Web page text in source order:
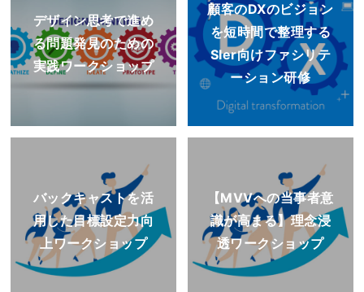
デザイン思考で進め
る問題発見のための
実践ワークショップ
顧客のDXのビジョン
を短時間で整理する
SIer向けファシリテ
ーション研修
バックキャストを活
用した目標設定力向
上ワークショップ
【MVVへの当事者意
識が高まる】理念浸
透ワークショップ